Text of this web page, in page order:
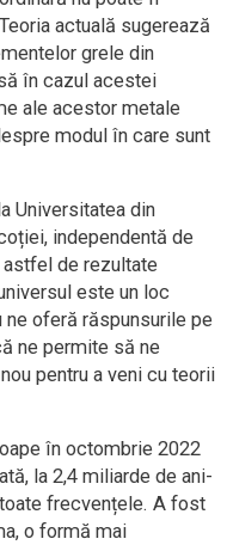
actuală sugerează
grele din
în cazul acestei
ale acestor metale
modul în care sunt
Universitatea din
independentă de
de rezultate
este un loc
ne oferă răspunsurile pe
ne permite să ne
pentru a veni cu teorii
în octombrie 2022
la 2,4 miliarde de ani-
frecvențele. A fost
o formă mai